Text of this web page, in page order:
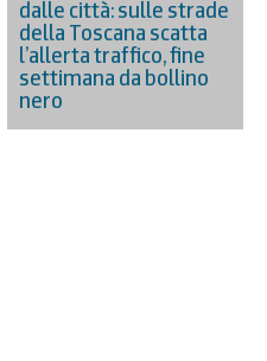
dalle città: sulle strade
della Toscana scatta
l’allerta traffico, fine
settimana da bollino
nero